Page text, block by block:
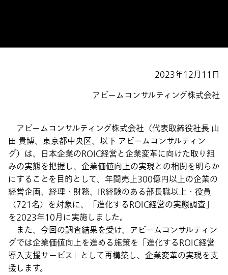
2023年12月11日
アビームコンサルティング株式会社
アビームコンサルティング株式会社（代表取締役社長 山
田 貴博、東京都中央区、以下 アビームコンサルティン
グ）は、日本企業のROIC経営と企業変革に向けた取り組
みの実態を把握し、企業価値向上の実現との相関を明らか
にすることを目的として、年間売上300億円以上の企業の
経営企画、経理・財務、IR経験のある部長職以上・役員
（721名）を対象に、「進化するROIC経営の実態調査」
を2023年10月に実施しました。
また、今回の調査結果を受け、アビームコンサルティン
グでは企業価値向上を進める施策を「進化するROIC経営
導入支援サービス」として再構築し、企業変革の実現を支
援します。